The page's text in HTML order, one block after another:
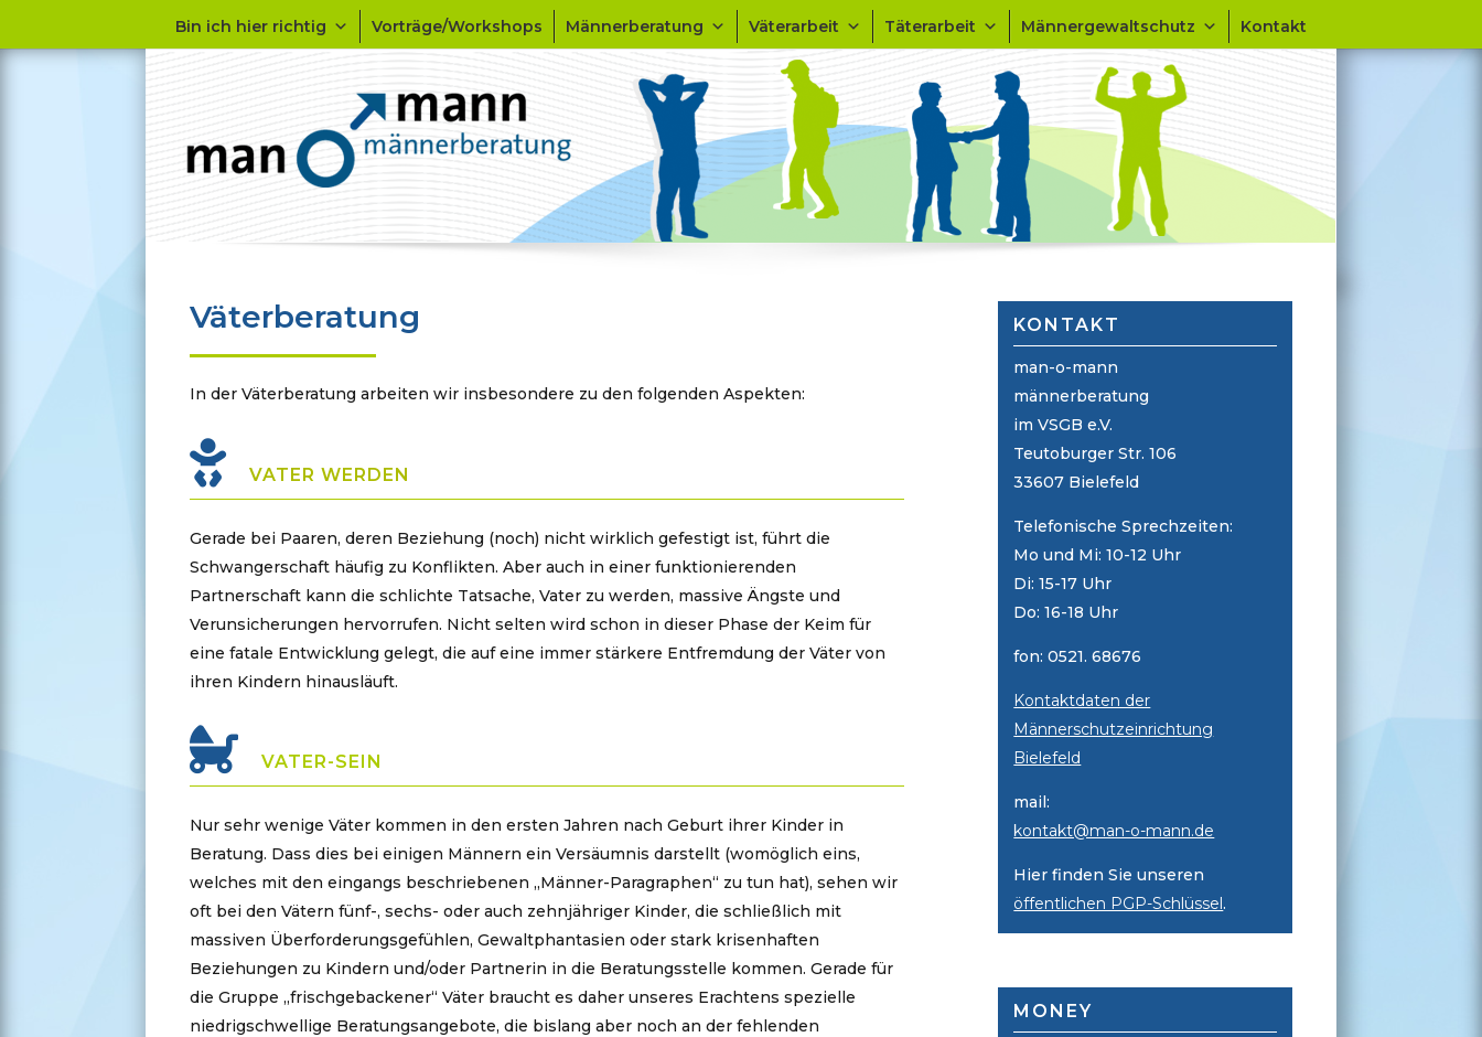
Bin ich hier richtig Vorträge/Workshops Männerberatung Väterarbeit Täterarbeit Männergewaltschutz Kontakt
Väterberatung
In der Väterberatung arbeiten wir insbesondere zu den folgenden Aspekten:
VATER WERDEN
Gerade bei Paaren, deren Beziehung (noch) nicht wirklich gefestigt ist, führt die
Schwangerschaft häufig zu Konflikten. Aber auch in einer funktionierenden
Partnerschaft kann die schlichte Tatsache, Vater zu werden, massive Ängste und
Verunsicherungen hervorrufen. Nicht selten wird schon in dieser Phase der Keim für
eine fatale Entwicklung gelegt, die auf eine immer stärkere Entfremdung der Väter von
ihren Kindern hinausläuft.
VATER-SEIN
Nur sehr wenige Väter kommen in den ersten Jahren nach Geburt ihrer Kinder in
Beratung. Dass dies bei einigen Männern ein Versäumnis darstellt (womöglich eins,
welches mit den eingangs beschriebenen „Männer-Paragraphen“ zu tun hat), sehen wir
oft bei den Vätern fünf-, sechs- oder auch zehnjähriger Kinder, die schließlich mit
massiven Überforderungsgefühlen, Gewaltphantasien oder stark krisenhaften
Beziehungen zu Kindern und/oder Partnerin in die Beratungsstelle kommen. Gerade für
die Gruppe „frischgebackener“ Väter braucht es daher unseres Erachtens spezielle
niedrigschwellige Beratungsangebote, die bislang aber noch an der fehlenden
KONTAKT
man-o-mann
männerberatung
im VSGB e.V.
Teutoburger Str. 106
33607 Bielefeld
Telefonische Sprechzeiten:
Mo und Mi: 10-12 Uhr
Di: 15-17 Uhr
Do: 16-18 Uhr
fon: 0521. 68676
Kontaktdaten der
Männerschutzeinrichtung
Bielefeld
mail:
kontakt@man-o-mann.de
Hier finden Sie unseren
öffentlichen PGP-Schlüssel.
MONEY